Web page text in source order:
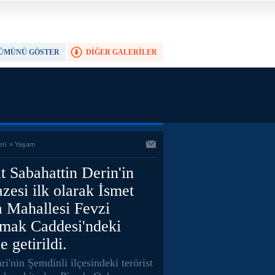
DİĞER GALERİLER
GÖSTER
» Yaşam
Sabahattin Derin'in
ilk olarak İsmet
Mahallesi Fevzi
Caddesi'ndeki
getirildi.
Şemdinli ilçesindeki terörist